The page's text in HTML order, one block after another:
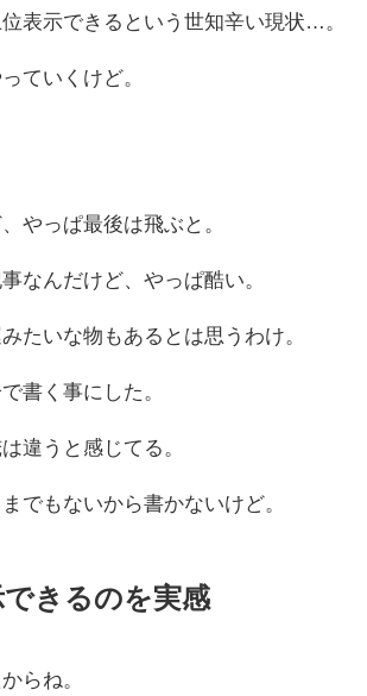
表示できるという世知辛い現状…。
ていくけど。
やっぱ最後は飛ぶと。
なんだけど、やっぱ酷い。
たいな物もあるとは思うわけ。
書く事にした。
違うと感じてる。
でもないから書かないけど。
きるのを実感
らね。